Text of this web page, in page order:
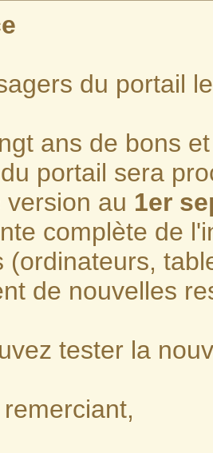
du portail
ans de bons
portail sera
version au 1er
complète de
(ordinateurs,
de nouvelles
tester la